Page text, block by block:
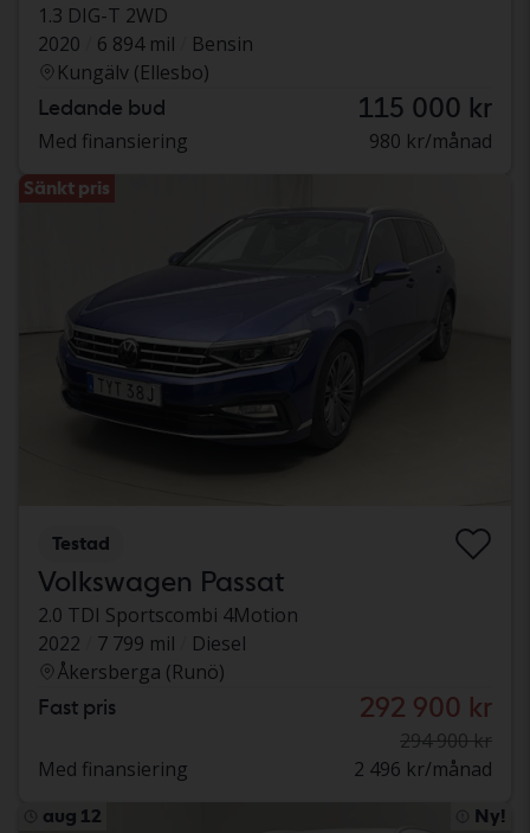
1.3 DIG-T 2WD
2020
6 894 mil
Bensin
Kungälv (Ellesbo)
Ledande bud 115 000 kr
Med finansiering 980 kr/månad
Sänkt pris
Testad
Volkswagen Passat
2.0 TDI Sportscombi 4Motion
2022
7 799 mil
Diesel
Åkersberga (Runö)
Fast pris 292 900 kr
294 900 kr
Med finansiering
2 496 kr/månad
aug 12 Ny!